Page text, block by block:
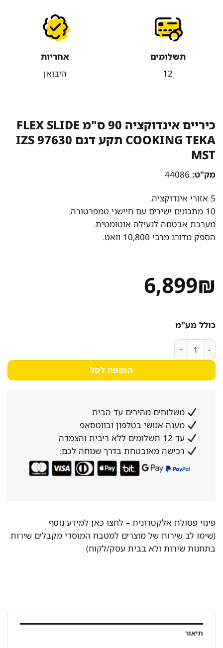
תשלומים
12
אחריות
היבואן
כיריים אינדוקציה 90 ס"מ FLEX SLIDE
COOKING TEKA תקע דגם IZS 97630
MST
מק"ט:44086
5 אזורי אינדוקציה.
10 מתכונים ישירים עם חיישני טמפרטורה.
מערכת אבטחה לנעילה אוטומטית.
הספק מדורג מרבי 10,800 וואט.
6,899₪
כולל מע"מ
כמות של כיריים אינדוקציה 90 ס"מ FLEX SLIDE COOKING TEKA תקע דגם IZS 97630 MST
הוספה לסל
משלוחים מהירים עד הבית
מענה אנושי בטלפון ובווטסאפ
עד 12 תשלומים ללא ריבית והצמדה
רכישה מאובטחת בדרך שנוחה לכם:
פינוי פסולת אלקטרונית –לחצו כאן למידע נוסף
(שימו לב שירות של מוצרים למטבח המוסדי מקבלים שירות
בתחנות שירות ולא בבית עסק/לקוח)
תיאור